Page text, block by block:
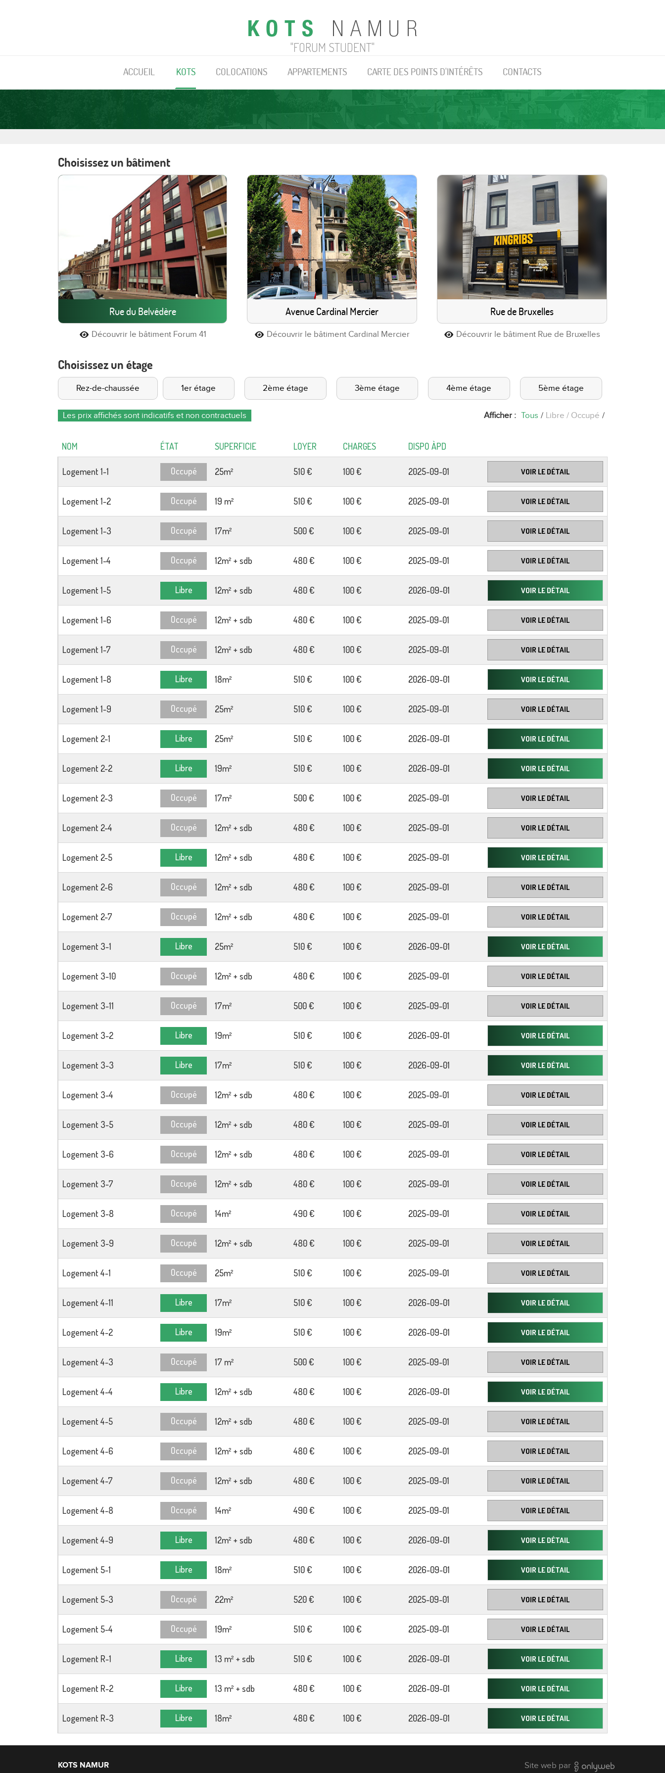
"FORUM STUDENT"
ACCUEIL KOTS COLOCATIONS APPARTEMENTS CARTE DES POINTS D'INTÉRÊTS CONTACTS
Choisissez un bâtiment
Rue du Belvédère
Découvrir le bâtiment Forum 41
Avenue Cardinal Mercier
Découvrir le bâtiment Cardinal Mercier
Rue de Bruxelles
Découvrir le bâtiment Rue de Bruxelles
Choisissez un étage
Rez-de-chaussée 1er étage 2ème étage 3ème étage 4ème étage 5ème étage
/
/ Libre Occupé
Tous
Afficher :
Les prix affichés sont indicatifs et non contractuels
NOM ÉTAT SUPERFICIE LOYER CHARGES DISPO ÀPD
Logement 1-1 Occupé 25m² 510 € 100 € 2025-09-01 VOIR LE DÉTAIL
Logement 1-2 Occupé 19 m² 510 € 100 € 2025-09-01 VOIR LE DÉTAIL
Logement 1-3 Occupé 17m² 500 € 100 € 2025-09-01 VOIR LE DÉTAIL
Logement 1-4 Occupé 12m² + sdb 480 € 100 € 2025-09-01 VOIR LE DÉTAIL
Logement 1-5 Libre 12m² + sdb 480 € 100 € 2026-09-01 VOIR LE DÉTAIL
Logement 1-6 Occupé 12m² + sdb 480 € 100 € 2025-09-01 VOIR LE DÉTAIL
Logement 1-7 Occupé 12m² + sdb 480 € 100 € 2025-09-01 VOIR LE DÉTAIL
Logement 1-8 Libre 18m² 510 € 100 € 2026-09-01 VOIR LE DÉTAIL
Logement 1-9 Occupé 25m² 510 € 100 € 2025-09-01 VOIR LE DÉTAIL
Logement 2-1 Libre 25m² 510 € 100 € 2026-09-01 VOIR LE DÉTAIL
Logement 2-2 Libre 19m² 510 € 100 € 2026-09-01 VOIR LE DÉTAIL
Logement 2-3 Occupé 17m² 500 € 100 € 2025-09-01 VOIR LE DÉTAIL
Logement 2-4 Occupé 12m² + sdb 480 € 100 € 2025-09-01 VOIR LE DÉTAIL
Logement 2-5 Libre 12m² + sdb 480 € 100 € 2025-09-01 VOIR LE DÉTAIL
Logement 2-6 Occupé 12m² + sdb 480 € 100 € 2025-09-01 VOIR LE DÉTAIL
Logement 2-7 Occupé 12m² + sdb 480 € 100 € 2025-09-01 VOIR LE DÉTAIL
Logement 3-1 Libre 25m² 510 € 100 € 2026-09-01 VOIR LE DÉTAIL
Logement 3-10 Occupé 12m² + sdb 480 € 100 € 2025-09-01 VOIR LE DÉTAIL
Logement 3-11 Occupé 17m² 500 € 100 € 2025-09-01 VOIR LE DÉTAIL
Logement 3-2 Libre 19m² 510 € 100 € 2026-09-01 VOIR LE DÉTAIL
Logement 3-3 Libre 17m² 510 € 100 € 2026-09-01 VOIR LE DÉTAIL
Logement 3-4 Occupé 12m² + sdb 480 € 100 € 2025-09-01 VOIR LE DÉTAIL
Logement 3-5 Occupé 12m² + sdb 480 € 100 € 2025-09-01 VOIR LE DÉTAIL
Logement 3-6 Occupé 12m² + sdb 480 € 100 € 2025-09-01 VOIR LE DÉTAIL
Logement 3-7 Occupé 12m² + sdb 480 € 100 € 2025-09-01 VOIR LE DÉTAIL
Logement 3-8 Occupé 14m² 490 € 100 € 2025-09-01 VOIR LE DÉTAIL
Logement 3-9 Occupé 12m² + sdb 480 € 100 € 2025-09-01 VOIR LE DÉTAIL
Logement 4-1 Occupé 25m² 510 € 100 € 2025-09-01 VOIR LE DÉTAIL
Logement 4-11 Libre 17m² 510 € 100 € 2026-09-01 VOIR LE DÉTAIL
Logement 4-2 Libre 19m² 510 € 100 € 2026-09-01 VOIR LE DÉTAIL
Logement 4-3 Occupé 17 m² 500 € 100 € 2025-09-01 VOIR LE DÉTAIL
Logement 4-4 Libre 12m² + sdb 480 € 100 € 2026-09-01 VOIR LE DÉTAIL
Logement 4-5 Occupé 12m² + sdb 480 € 100 € 2025-09-01 VOIR LE DÉTAIL
Logement 4-6 Occupé 12m² + sdb 480 € 100 € 2025-09-01 VOIR LE DÉTAIL
Logement 4-7 Occupé 12m² + sdb 480 € 100 € 2025-09-01 VOIR LE DÉTAIL
Logement 4-8 Occupé 14m² 490 € 100 € 2025-09-01 VOIR LE DÉTAIL
Logement 4-9 Libre 12m² + sdb 480 € 100 € 2026-09-01 VOIR LE DÉTAIL
Logement 5-1 Libre 18m² 510 € 100 € 2026-09-01 VOIR LE DÉTAIL
Logement 5-3 Occupé 22m² 520 € 100 € 2025-09-01 VOIR LE DÉTAIL
Logement 5-4 Occupé 19m² 510 € 100 € 2025-09-01 VOIR LE DÉTAIL
Logement R-1 Libre 13 m² + sdb 510 € 100 € 2026-09-01 VOIR LE DÉTAIL
Logement R-2 Libre 13 m² + sdb 480 € 100 € 2026-09-01 VOIR LE DÉTAIL
Logement R-3 Libre 18m² 480 € 100 € 2026-09-01 VOIR LE DÉTAIL
KOTS NAMUR Site web par